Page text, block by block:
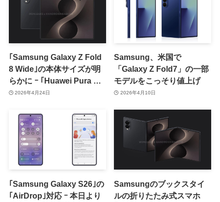
｢Samsung Galaxy Z Fold
8 Wide｣の本体サイズが明
らかに ｰ ｢Huawei Pura X
Max｣より薄いのが特徴
2026年4月24日
Samsung、米国で
「Galaxy Z Fold7」の一部
モデルをこっそり値上げ
2026年4月10日
｢Samsung Galaxy S26｣の
｢AirDrop｣対応 ｰ 本日より
Samsungのブックスタイ
ルの折りたたみ式スマホ